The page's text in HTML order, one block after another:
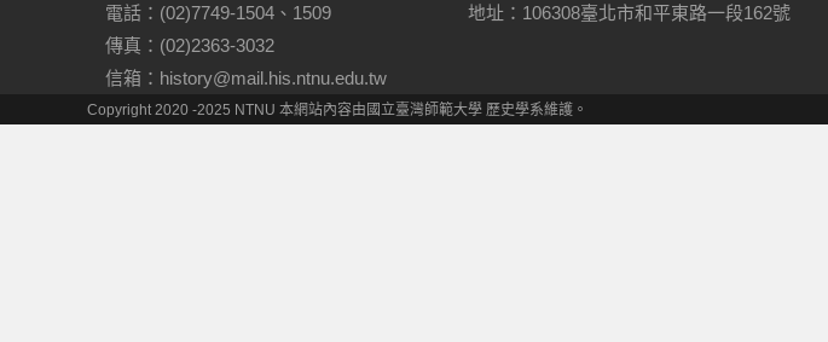
電話：(02)7749-1504、1509
傳真：(02)2363-3032
信箱：history@mail.his.ntnu.edu.tw
地址：106308臺北市和平東路一段162號
Copyright 2020 -2025 NTNU 本網站內容由國立臺灣師範大學 歷史學系維護。